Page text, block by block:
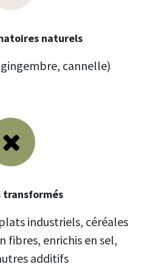
naturels
cannelle)
transformés
industriels, céréales
fibres, enrichis en sel,
additifs